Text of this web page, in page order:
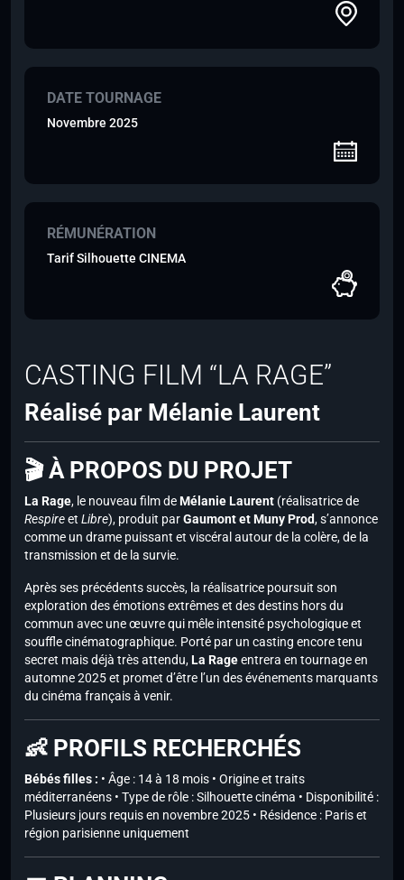
DATE TOURNAGE
Novembre 2025
RÉMUNÉRATION
Tarif Silhouette CINEMA
CASTING FILM “LA RAGE”
Réalisé par Mélanie Laurent
🎬 À PROPOS DU PROJET
La Rage, le nouveau film deMélanie Laurent (réalisatrice de
Respireet Libre), produit parGaumont et Muny Prod, s’annonce
comme un drame puissant et viscéral autour de la colère, de la
transmission et de la survie.
Après ses précédents succès, la réalisatrice poursuit son
exploration des émotions extrêmes et des destins hors du
commun avec une œuvre qui mêle intensité psychologique et
souffle cinématographique. Porté par un casting encore tenu
secret mais déjà très attendu,La Rageentrera en tournage en
automne 2025 et promet d’être l’un des événements marquants
du cinéma français à venir.
👶 PROFILS RECHERCHÉS
Bébés filles : • Âge : 14 à 18 mois • Origine et traits
méditerranéens • Type de rôle : Silhouette cinéma • Disponibilité :
Plusieurs jours requis en novembre 2025 • Résidence : Paris et
région parisienne uniquement